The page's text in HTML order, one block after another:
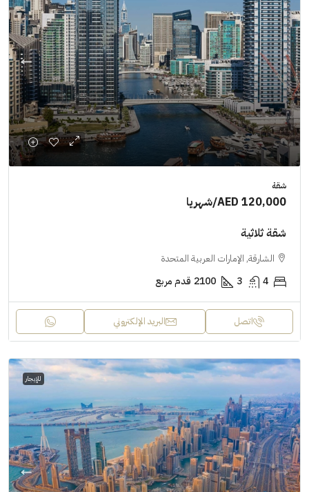
شقة
AED 120,000/شهريا
شقة ثلاثية
الشارقة, الإمارات العربية المتحدة
4
3
2100 قدم مربع
اتصل البريد الإلكتروني
للإيجار